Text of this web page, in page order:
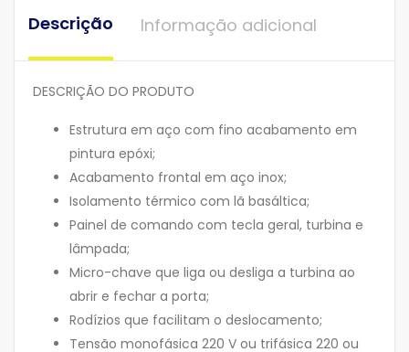
Descrição Informação adicional
DESCRIÇÃO DO PRODUTO
Estrutura em aço com fino acabamento em
pintura epóxi;
Acabamento frontal em aço inox;
Isolamento térmico com lã basáltica;
Painel de comando com tecla geral, turbina e
lâmpada;
Micro-chave que liga ou desliga a turbina ao
abrir e fechar a porta;
Rodízios que facilitam o deslocamento;
Tensão monofásica 220 V ou trifásica 220 ou